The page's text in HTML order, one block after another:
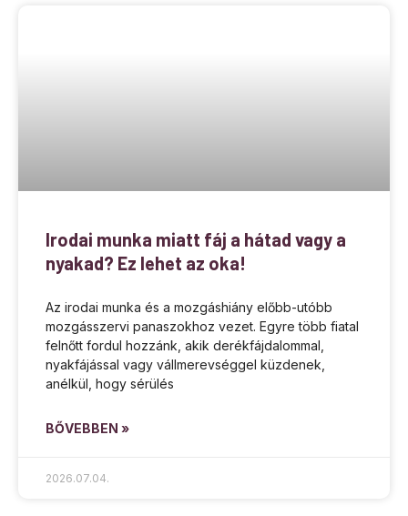
Irodai munka miatt fáj a hátad vagy a
nyakad? Ez lehet az oka!
Az irodai munka és a mozgáshiány előbb-utóbb
mozgásszervi panaszokhoz vezet. Egyre több fiatal
felnőtt fordul hozzánk, akik derékfájdalommal,
nyakfájással vagy vállmerevséggel küzdenek,
anélkül, hogy sérülés
BŐVEBBEN »
2026.07.04.